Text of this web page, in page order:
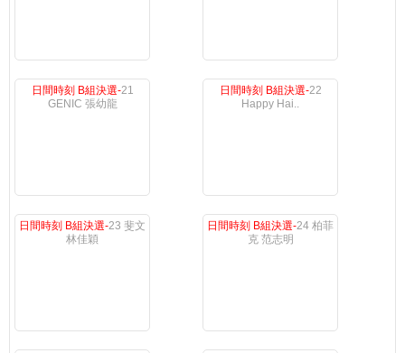
日間時刻 B組決選-21
GENIC 張幼龍
日間時刻 B組決選-22
Happy Hai..
日間時刻 B組決選-23 斐文
林佳穎
日間時刻 B組決選-24 柏菲
克 范志明